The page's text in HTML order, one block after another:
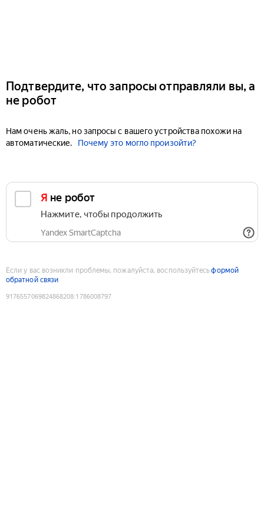
Подтвердите, что запросы отправляли вы, а
не робот
Нам очень жаль, но запросы с вашего устройства похожи на
автоматические.
Почему это могло произойти?
Я не робот
Нажмите, чтобы продолжить
Yandex SmartCaptcha
Если у вас возникли проблемы, пожалуйста, воспользуйтесьформой
обратной связи
9176557069824868208:1786008797